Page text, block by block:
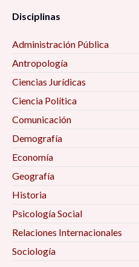
Disciplinas
Administración Pública
Antropología
Ciencias Jurídicas
Ciencia Política
Comunicación
Demografía
Economía
Geografía
Historia
Psicología Social
Relaciones Internacionales
Sociología